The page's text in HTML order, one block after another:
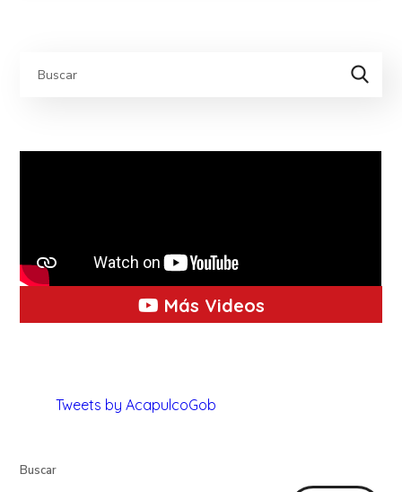
Más Videos
Tweets by AcapulcoGob
Buscar